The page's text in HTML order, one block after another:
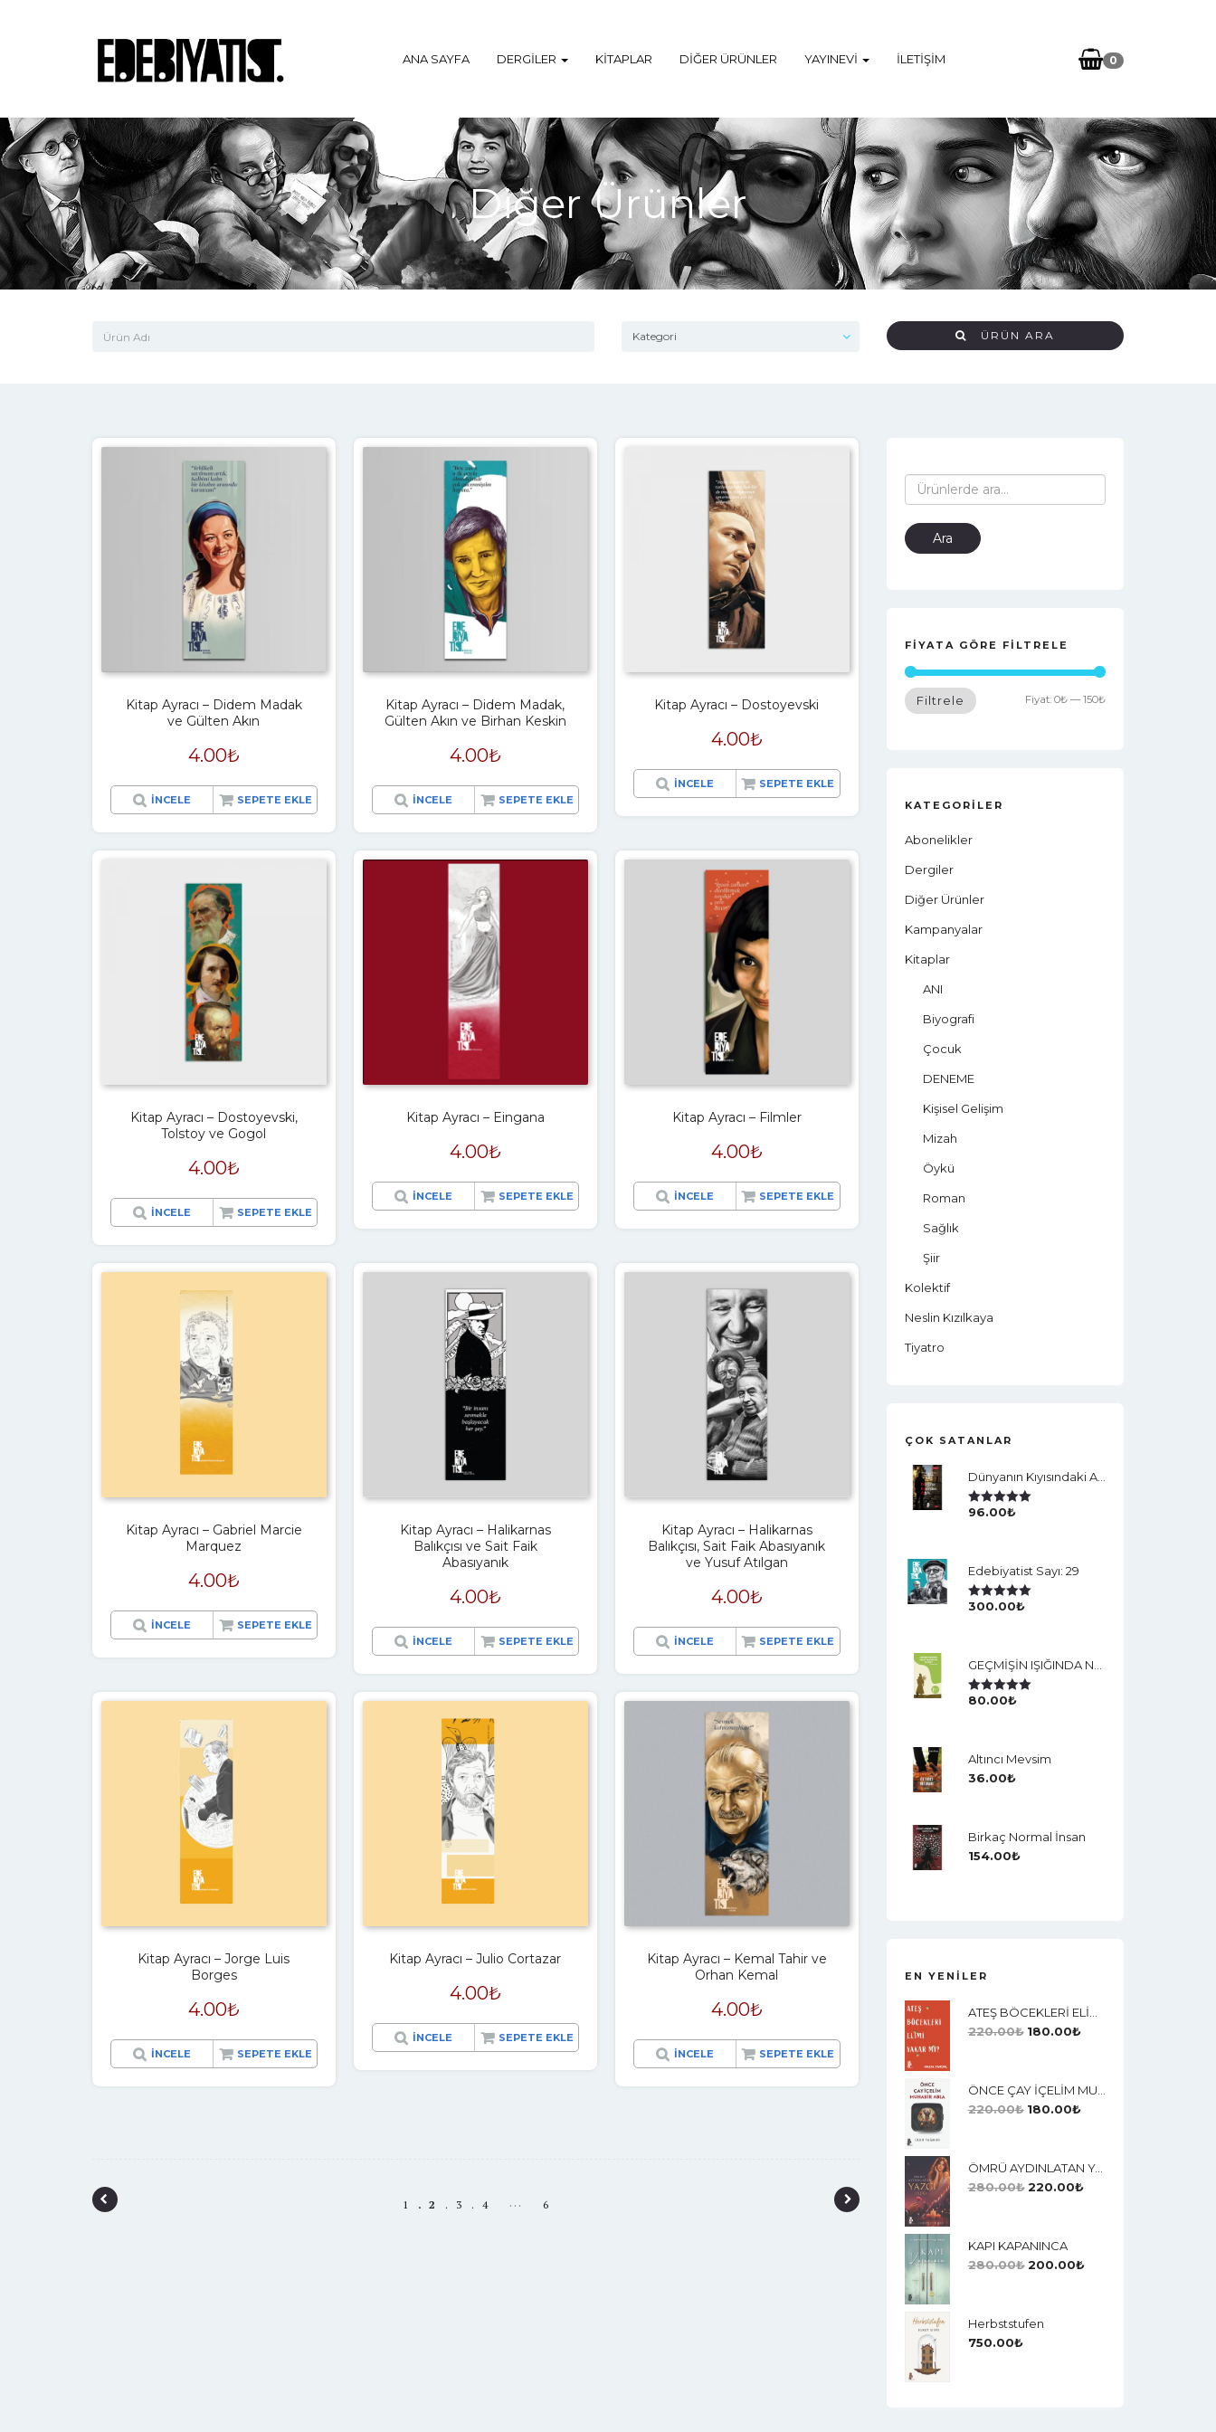
0
ANA SAYFA DERGILER KITAPLAR DIĞER ÜRÜNLER YAYINEVI İLETIŞIM
Diğer Ürünler
ÜRÜN ARA
Kitap Ayracı – Didem Madak
ve Gülten Akın
4.00₺
İNCELE SEPETE EKLE
Kitap Ayracı – Didem Madak,
Gülten Akın ve Birhan Keskin
4.00₺
İNCELE SEPETE EKLE
Kitap Ayracı – Dostoyevski
4.00₺
İNCELE SEPETE EKLE
Kitap Ayracı – Dostoyevski,
Tolstoy ve Gogol
4.00₺
İNCELE SEPETE EKLE
Kitap Ayracı – Eingana
4.00₺
İNCELE SEPETE EKLE
Kitap Ayracı – Filmler
4.00₺
İNCELE SEPETE EKLE
Kitap Ayracı – Gabriel Marcie
Marquez
4.00₺
İNCELE SEPETE EKLE
Kitap Ayracı – Halikarnas
Balıkçısı ve Sait Faik
Abasıyanık
4.00₺
İNCELE SEPETE EKLE
Kitap Ayracı – Halikarnas
Balıkçısı, Sait Faik Abasıyanık
ve Yusuf Atılgan
4.00₺
İNCELE SEPETE EKLE
Kitap Ayracı – Jorge Luis
Borges
4.00₺
İNCELE SEPETE EKLE
Kitap Ayracı – Julio Cortazar
4.00₺
İNCELE SEPETE EKLE
Kitap Ayracı – Kemal Tahir ve
Orhan Kemal
4.00₺
İNCELE SEPETE EKLE
P
1 2 3 4 … 6
Ara:
Ara
FIYATA GÖRE FILTRELE
Filtrele Fiyat: 0₺ —150₺
KATEGORILER
Abonelikler
Dergiler
Diğer Ürünler
Kampanyalar
Kitaplar
ANI
Biyografi
Çocuk
DENEME
Kişisel Gelişim
Mizah
Öykü
Roman
Sağlık
Şiir
Kolektif
Neslin Kızılkaya
Tiyatro
ÇOK SATANLAR
Dünyanın Kıyısındaki Adam
5 Üzerinden
96.00₺
Edebiyatist Sayı: 29
5 Üzerinden
300.00₺
5 Üzerinden
80.00₺
Altıncı Mevsim
36.00₺
Birkaç Normal İnsan
154.00₺
EN YENILER
220.00₺ 180.00₺
220.00₺ 180.00₺
ÖMRÜ AYDINLATAN YAZGI (AŞK)
280.00₺ 220.00₺
KAPI KAPANINCA
280.00₺ 200.00₺
Herbststufen
750.00₺